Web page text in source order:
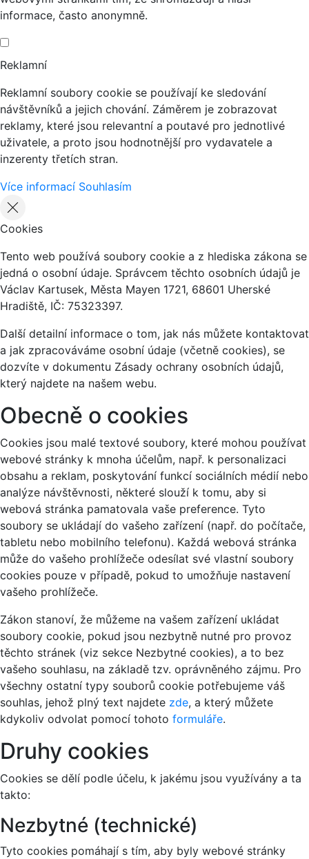
informace, často anonymně.
Reklamní
Reklamní soubory cookie se používají ke sledování
návštěvníků a jejich chování. Záměrem je zobrazovat
reklamy, které jsou relevantní a poutavé pro jednotlivé
uživatele, a proto jsou hodnotnější pro vydavatele a
inzerenty třetích stran.
Více informací Souhlasím
Cookies
Tento web používá soubory cookie a z hlediska zákona se
jedná o osobní údaje. Správcem těchto osobních údajů je
Václav Kartusek, Města Mayen 1721, 68601 Uherské
Hradiště, IČ: 75323397.
Další detailní informace o tom, jak nás můžete kontaktovat
a jak zpracováváme osobní údaje (včetně cookies), se
dozvíte v dokumentu Zásady ochrany osobních údajů,
který najdete na našem webu.
Obecně o cookies
Cookies jsou malé textové soubory, které mohou používat
webové stránky k mnoha účelům, např. k personalizaci
obsahu a reklam, poskytování funkcí sociálních médií nebo
analýze návštěvnosti, některé slouží k tomu, aby si
webová stránka pamatovala vaše preference. Tyto
soubory se ukládají do vašeho zařízení (např. do počítače,
tabletu nebo mobilního telefonu). Každá webová stránka
může do vašeho prohlížeče odesílat své vlastní soubory
cookies pouze v případě, pokud to umožňuje nastavení
vašeho prohlížeče.
Zákon stanoví, že můžeme na vašem zařízení ukládat
soubory cookie, pokud jsou nezbytně nutné pro provoz
těchto stránek (viz sekce Nezbytné cookies), a to bez
vašeho souhlasu, na základě tzv. oprávněného zájmu. Pro
všechny ostatní typy souborů cookie potřebujeme váš
souhlas, jehož plný text najdete zde, a který můžete
kdykoliv odvolat pomocí tohoto formuláře.
Druhy cookies
Cookies se dělí podle účelu, k jakému jsou využívány a ta
takto:
Nezbytné (technické)
Tyto cookies pomáhají s tím, aby byly webové stránky